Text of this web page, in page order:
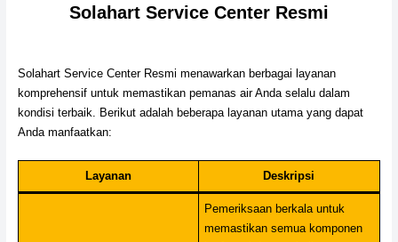
Solahart Service Center Resmi
Solahart Service Center Resmi menawarkan berbagai layanan
komprehensif untuk memastikan pemanas air Anda selalu dalam
kondisi terbaik. Berikut adalah beberapa layanan utama yang dapat
Anda manfaatkan:
Layanan Deskripsi
Pemeriksaan berkala untuk
memastikan semua komponen